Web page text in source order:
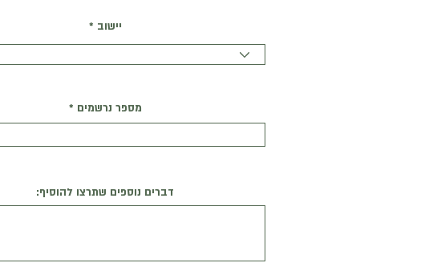
יישוב
מספר נרשמים
דברים נוספים שתרצו להוסיף: